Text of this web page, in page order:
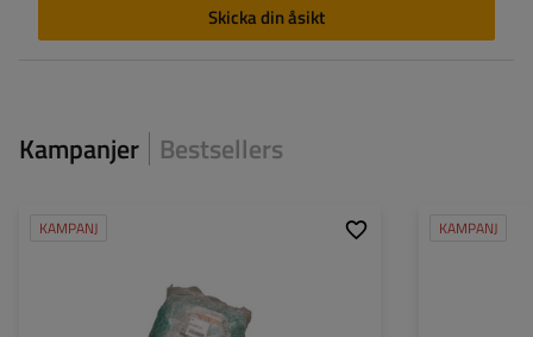
Skicka din åsikt
Kampanjer Bestsellers
KAMPANJ
6 mm
KAMPANJ